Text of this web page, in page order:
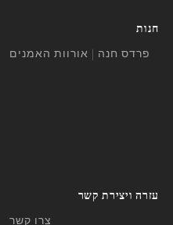
חנות
פרדס חנה | אורוות האמנים
עזרה ויצירת קשר
צרו קשר